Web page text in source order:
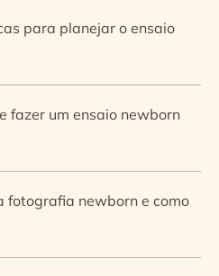
para planejar o ensaio
fazer um ensaio newborn
fotografia newborn e como